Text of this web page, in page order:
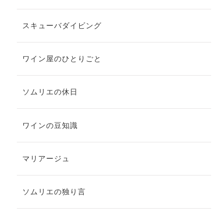
スキューバダイビング
ワイン屋のひとりごと
ソムリエの休日
ワインの豆知識
マリアージュ
ソムリエの独り言